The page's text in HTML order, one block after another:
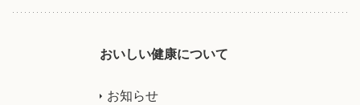
おいしい健康について
お知らせ